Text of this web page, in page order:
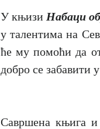
У књизи Набаци
у талентима на
ће му помоћи да
добро се забавити
Савршена књига и